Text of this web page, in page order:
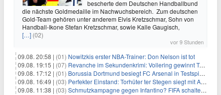
bescherte dem Deutschen Handballbund
die nächste Goldmedaille im Nachwuchsbereich. Zum deutschen
Gold-Team gehören unter anderem Elvis Kretzschmar, Sohn von
Handball-Ikone Stefan Kretzschmar, sowie Kalle Gaugisch,
[…] (02)
vor 9 Stunden
09.08. 20:58 | (01) Nowitzkis erster NBA-Trainer: Don Nelson ist tot
09.08. 19:15 | (07) Revanche im Sekundenkrimi: Vollering gewinnt Tour
09.08. 17:12 | (01) Borussia Dortmund besiegt FC Arsenal in Testspiel mit 3:2
09.08. 16:49 | (03) Perfekter Einstand: Torhüter ter Stegen siegt mit Ajax
09.08. 11:38 | (03) Schmutzkampagne gegen Infantino? FIFA schaltet auf Angriff